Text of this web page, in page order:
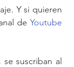
Y si quieren
de Youtube
suscriban al